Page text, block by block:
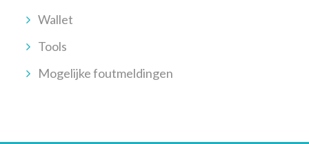
Wallet
Tools
Mogelijke foutmeldingen